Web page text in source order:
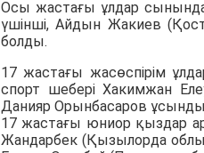
Осы жастағы ұлдар
үшінші, Айдын Жакиев
болды.
17 жастағы жасөспірім
спорт шебері Хакимжан
Данияр Орынбасаров
17 жастағы юниор қыздар
Жандарбек (Қызылорда